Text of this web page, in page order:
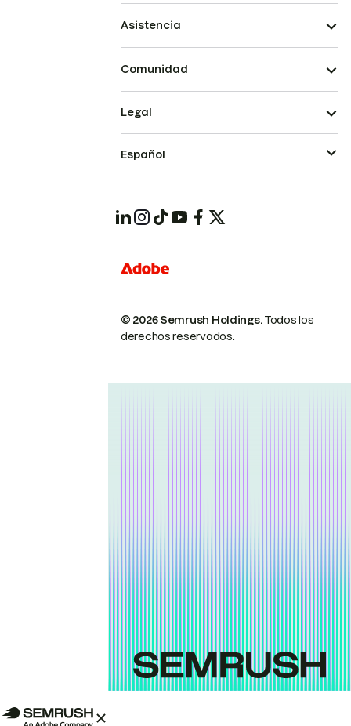
Asistencia
Comunidad
© 2026 Semrush Holdings.Todos los
derechos reservados.
Legal
Español